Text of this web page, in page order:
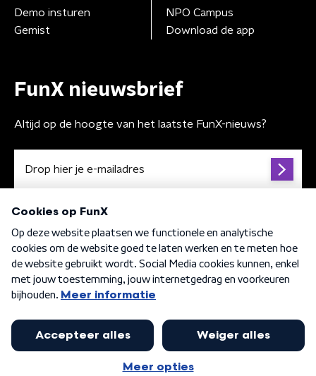
Demo insturen
Gemist
NPO Campus
Download de app
FunX nieuwsbrief
Altijd op de hoogte van het laatste FunX-nieuws?
Algemene voorwaarden Privacybeleid